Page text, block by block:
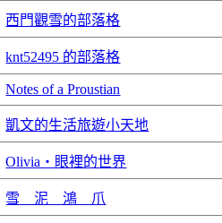
西門觀雪的部落格
knt52495 的部落格
Notes of a Proustian
凱文的生活旅遊小天地
Olivia‧眼裡的世界
雪 泥 鴻 爪